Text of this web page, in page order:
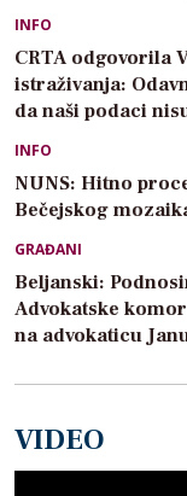
INFO
CRTA odgovorila
istraživanja:
da naši podaci
INFO
NUNS: Hitno
Bečejskog
GRAĐANI
Beljanski:
Advokatske
na advokaticu
VIDEO